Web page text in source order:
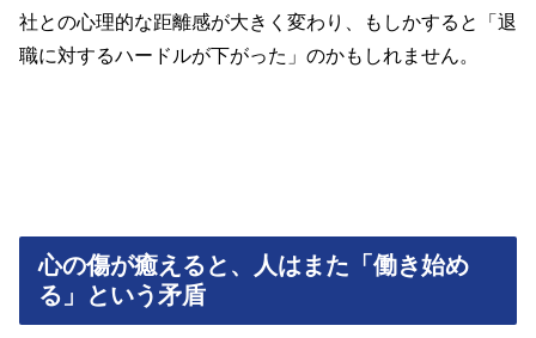
社との心理的な距離感が大きく変わり、もしかすると「退
職に対するハードルが下がった」のかもしれません。
心の傷が癒えると、人はまた「働き始め
る」という矛盾